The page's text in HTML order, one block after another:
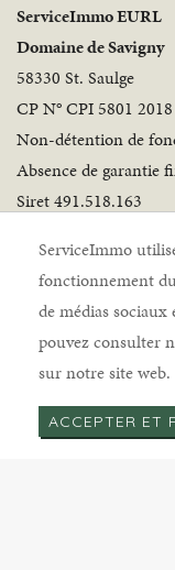
ServiceImmo
fonctionnement
de médias
pouvez consulter
sur notre site web.
ACCEPTER ET
ServiceImmo EURL
Domaine de Savigny
58330 St. Saulge
CP N° CPI 5801
Non-détention de
Absence de garantie
Siret 491.518.163
Suivez-nous
cookies|